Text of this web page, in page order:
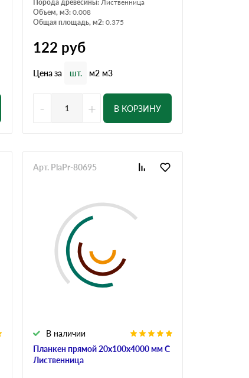
Порода древесины: Лиственница
Объем, м3: 0.008
Общая площадь, м2: 0.375
122 руб
Цена за шт. м2 м3
- + В КОРЗИНУ
Планкен прямой 20х100х4000 мм С
Лиственница
В наличии
Арт. PlaPr-80695